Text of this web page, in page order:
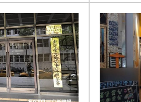
開發行、明年中申
界級餐飲企業。（賴
法官考量
信無再犯